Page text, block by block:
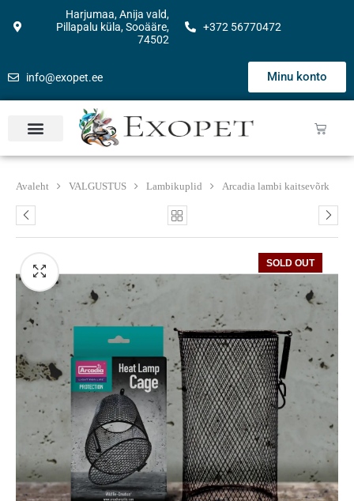
Harjumaa, Anija vald,
Pillapalu küla, Sooääre,
74502
+372 56770472
info@exopet.ee Minu konto
Avaleht VALGUSTUS Lambikuplid Arcadia lambi kaitsevõrk
SOLD OUT